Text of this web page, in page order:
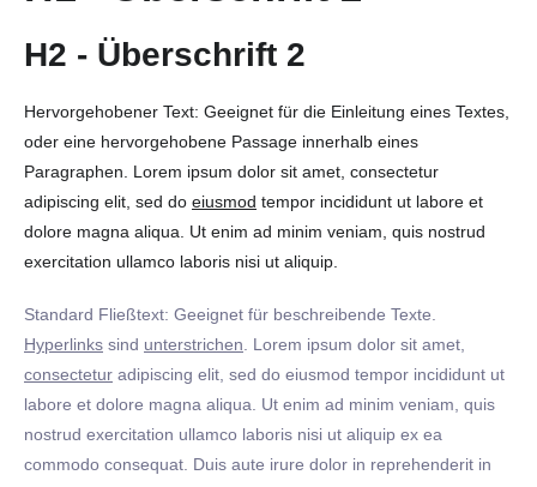
H2 - Überschrift 2
Hervorgehobener Text: Geeignet für die Einleitung eines Textes,
oder eine hervorgehobene Passage innerhalb eines
Paragraphen. Lorem ipsum dolor sit amet, consectetur
adipiscing elit, sed do eiusmod tempor incididunt ut labore et
dolore magna aliqua. Ut enim ad minim veniam, quis nostrud
exercitation ullamco laboris nisi ut aliquip.
Standard Fließtext: Geeignet für beschreibende Texte.
Hyperlinks sind unterstrichen. Lorem ipsum dolor sit amet,
consectetur adipiscing elit, sed do eiusmod tempor incididunt ut
labore et dolore magna aliqua. Ut enim ad minim veniam, quis
nostrud exercitation ullamco laboris nisi ut aliquip ex ea
commodo consequat. Duis aute irure dolor in reprehenderit in